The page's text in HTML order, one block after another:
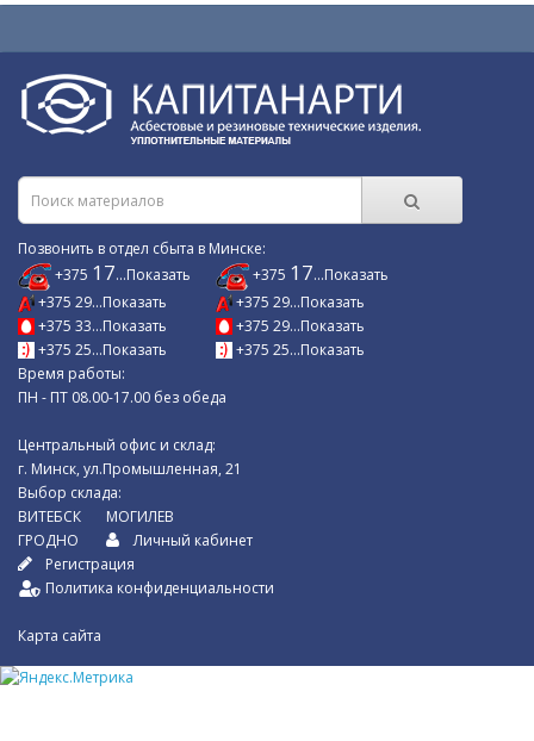
Позвонить в отдел сбыта в Минске:
+375 17...Показать
+375 29...Показать
+375 33...Показать
+375 25...Показать
+375 17...Показать
+375 29...Показать
+375 29...Показать
+375 25...Показать
Время работы:
ПН - ПТ 08.00-17.00 без обеда
Центральный офис и склад:
г. Минск, ул.Промышленная, 21
Выбор склада:
ВИТЕБСК
ГРОДНО
МОГИЛЕВ
Личный кабинет
Регистрация
Политика конфиденциальности
Карта сайта